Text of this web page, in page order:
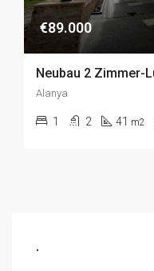
€89.000
Alanya
1 2 41 m2
.